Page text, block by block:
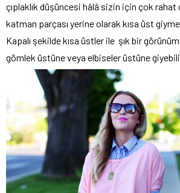
çıplaklık düşüncesi hâlâ sizin için çok rahat
katman parçası yerine olarak kısa üst
Kapalı şekilde kısa üstler ile şık bir
gömlek üstüne veya elbiseler üstüne